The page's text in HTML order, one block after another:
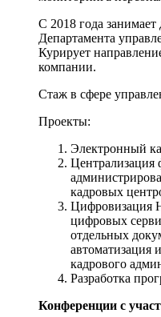
С 2018 года занимает
Департамента
Курирует
компании.
Стаж в сфере
Проекты:
Электронный
Централизация
кадровых
Цифровизация
цифровых
отдельных
автоматизация
кадрового
Разработка
Конференции с